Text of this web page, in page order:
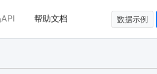
帮助文档 数据示例